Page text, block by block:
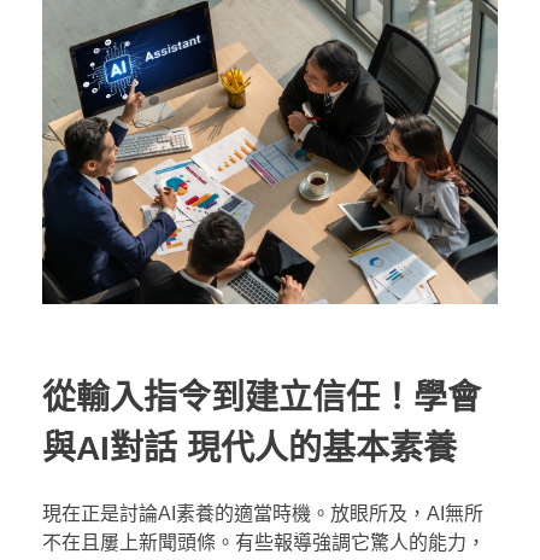
從輸入指令到建立信任！學會
與AI對話 現代人的基本素養
現在正是討論AI素養的適當時機。放眼所及，AI無所
不在且屢上新聞頭條。有些報導強調它驚人的能力，